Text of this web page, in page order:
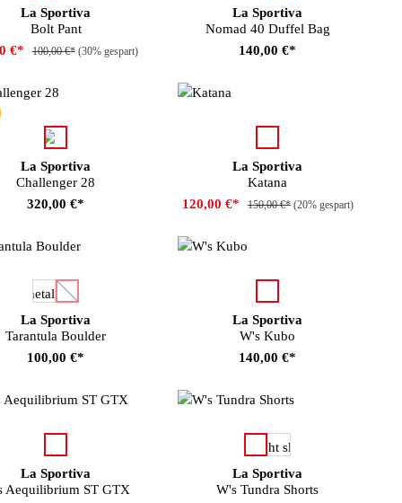
La Sportiva
Bolt Pant
€* 100,00 €* (30% gespart)
La Sportiva
Nomad 40 Duffel Bag
140,00 €*
La Sportiva
Challenger 28
Farbe
320,00 €*
La Sportiva
Katana
120,00 €* 150,00 €* (20% gespart)
La Sportiva
Tarantula Boulder
Farbeauswählen
(Diese Option ist zurzeit nicht verfügbar.)
100,00 €*
La Sportiva
W's Kubo
140,00 €*
La Sportiva
Aequilibrium ST GTX
La Sportiva
W's Tundra Shorts
auswählen